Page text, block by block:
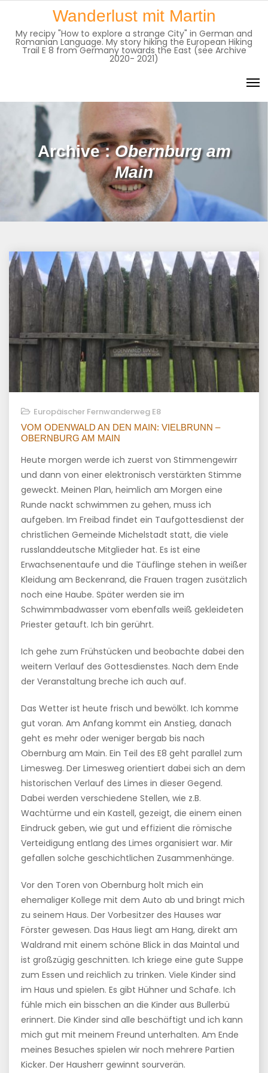
content
Wanderlust mit Martin
My recipy "How to explore a strange City" in German and
Romanian Language. My story hiking the European Hiking
Trail E 8 from Germany towards the East (see Archive
2020- 2021)
Archive :Obernburg am
Main
Europäischer Fernwanderweg E8
VOM ODENWALD AN DEN MAIN: VIELBRUNN –
OBERNBURG AM MAIN
Heute morgen werde ich zuerst von Stimmengewirr
und dann von einer elektronisch verstärkten Stimme
geweckt. Meinen Plan, heimlich am Morgen eine
Runde nackt schwimmen zu gehen, muss ich
aufgeben. Im Freibad findet ein Taufgottesdienst der
christlichen Gemeinde Michelstadt statt, die viele
russlanddeutsche Mitglieder hat. Es ist eine
Erwachsenentaufe und die Täuflinge stehen in weißer
Kleidung am Beckenrand, die Frauen tragen zusätzlich
noch eine Haube. Später werden sie im
Schwimmbadwasser vom ebenfalls weiß gekleideten
Priester getauft. Ich bin gerührt.
Ich gehe zum Frühstücken und beobachte dabei den
weitern Verlauf des Gottesdienstes. Nach dem Ende
der Veranstaltung breche ich auch auf.
Das Wetter ist heute frisch und bewölkt. Ich komme
gut voran. Am Anfang kommt ein Anstieg, danach
geht es mehr oder weniger bergab bis nach
Obernburg am Main. Ein Teil des E8 geht parallel zum
Limesweg. Der Limesweg orientiert dabei sich an dem
historischen Verlauf des Limes in dieser Gegend.
Dabei werden verschiedene Stellen, wie z.B.
Wachtürme und ein Kastell, gezeigt, die einem einen
Eindruck geben, wie gut und effizient die römische
Verteidigung entlang des Limes organisiert war. Mir
gefallen solche geschichtlichen Zusammenhänge.
Vor den Toren von Obernburg holt mich ein
ehemaliger Kollege mit dem Auto ab und bringt mich
zu seinem Haus. Der Vorbesitzer des Hauses war
Förster gewesen. Das Haus liegt am Hang, direkt am
Waldrand mit einem schöne Blick in das Maintal und
ist großzügig geschnitten. Ich kriege eine gute Suppe
zum Essen und reichlich zu trinken. Viele Kinder sind
im Haus und spielen. Es gibt Hühner und Schafe. Ich
fühle mich ein bisschen an die Kinder aus Bullerbü
erinnert. Die Kinder sind alle beschäftigt und ich kann
mich gut mit meinem Freund unterhalten. Am Ende
meines Besuches spielen wir noch mehrere Partien
Kicker. Der Hausherr gewinnt sourverän.